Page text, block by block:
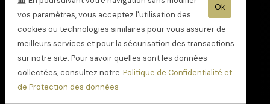
Champagne Cuvée
Grande Réserve
Ok
vos paramètres, vous acceptez l'utilisation des
cookies ou technologies similaires pour vous assurer de
meilleurs services et pour la sécurisation des transactions
sur notre site. Pour savoir quelles sont les données
collectées, consultez notre Politique de Confidentialité et
de Protection des données